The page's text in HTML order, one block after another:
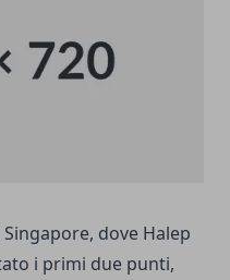
dove Halep
i primi due punti,